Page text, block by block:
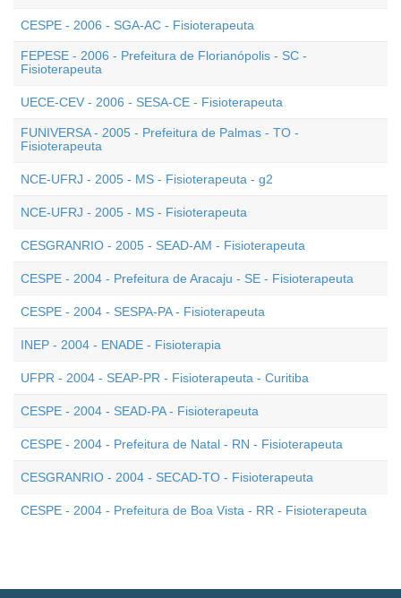
CESPE - 2006 - SGA-AC - Fisioterapeuta
FEPESE - 2006 - Prefeitura de Florianópolis - SC -
Fisioterapeuta
UECE-CEV - 2006 - SESA-CE - Fisioterapeuta
FUNIVERSA - 2005 - Prefeitura de Palmas - TO -
Fisioterapeuta
NCE-UFRJ - 2005 - MS - Fisioterapeuta - g2
NCE-UFRJ - 2005 - MS - Fisioterapeuta
CESGRANRIO - 2005 - SEAD-AM - Fisioterapeuta
CESPE - 2004 - Prefeitura de Aracaju - SE - Fisioterapeuta
CESPE - 2004 - SESPA-PA - Fisioterapeuta
INEP - 2004 - ENADE - Fisioterapia
UFPR - 2004 - SEAP-PR - Fisioterapeuta - Curitiba
CESPE - 2004 - SEAD-PA - Fisioterapeuta
CESPE - 2004 - Prefeitura de Natal - RN - Fisioterapeuta
CESGRANRIO - 2004 - SECAD-TO - Fisioterapeuta
CESPE - 2004 - Prefeitura de Boa Vista - RR - Fisioterapeuta